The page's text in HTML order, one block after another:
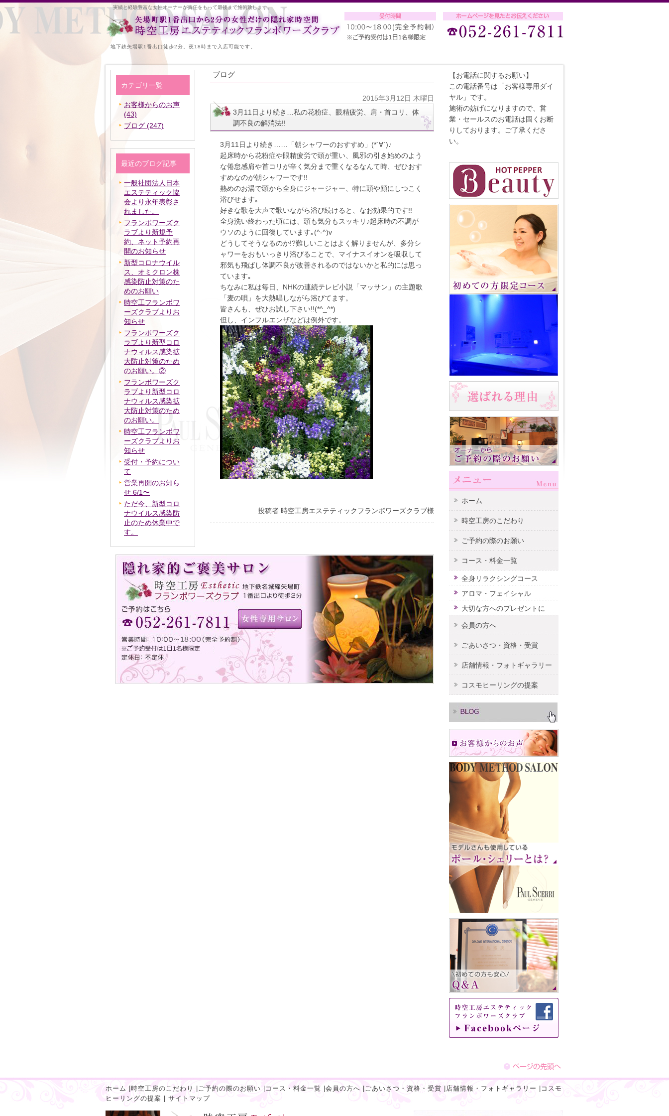
実績と経験豊富な女性オーナーが責任をもって最後まで施術致します。
地下鉄矢場駅1番出口徒歩2分。夜18時まで入店可能です。
ブログ
2015年3月12日 木曜日
3月11日より続き…私の花粉症、眼精疲労、肩・首コリ、体
調不良の解消法!!
3月11日より続き……「朝シャワーのおすすめ」(*´∀`)♪
起床時から花粉症や眼精疲労で頭が重い、風邪の引き始めのよう
な倦怠感肩や首コリが辛く気分まで重くなるなんて時、ぜひおす
すめなのが朝シャワーです!!
熱めのお湯で頭から全身にジャージャー、特に頭や顔にしつこく
浴びせます｡
好きな歌を大声で歌いながら浴び続けると、なお効果的です!!
全身洗い終わった頃には、頭も気分もスッキリ♪起床時の不調が
ウソのように回復しています｡(^-^)v
どうしてそうなるのか!?難しいことはよく解りませんが、多分シ
ャワーをおもいっきり浴びることで、マイナスイオンを吸収して
邪気も飛ばし体調不良が改善されるのではないかと私的には思っ
ています｡
ちなみに私は毎日、NHKの連続テレビ小説「マッサン」の主題歌
「麦の唄」を大熱唱しながら浴びてます。
皆さんも、ぜひお試し下さい!!(*^_^*)
但し、インフルエンザなどは例外です。
投稿者 時空工房エステティックフランボワーズクラブ様
カテゴリ一覧
お客様からのお声
(43)
ブログ (247)
最近のブログ記事
一般社団法人日本
エステティック協
会より永年表彰さ
れました。
フランボワーズク
ラブより新規予
約、ネット予約再
開のお知らせ
新型コロナウイル
ス、オミクロン株
感染防止対策のた
めのお願い
時空工フランボワ
ーズクラブよりお
知らせ
フランボワーズク
ラブより新型コロ
ナウィルス感染拡
大防止対策のため
のお願い。②
フランボワーズク
ラブより新型コロ
ナウィルス感染拡
大防止対策のため
のお願い。
時空工フランボワ
ーズクラブよりお
知らせ
受付・予約につい
て
営業再開のお知ら
せ 6/1〜
ただ今、新型コロ
ナウイルス感染防
止のため休業中で
す。
【お電話に関するお願い】
この電話番号は「お客様専用ダイ
ヤル」です。
施術の妨げになりますので、営
業・セールスのお電話は固くお断
りしております。ご了承くださ
い。
ホーム
時空工房のこだわり
ご予約の際のお願い
コース・料金一覧
全身リラクシングコース
アロマ・フェイシャル
大切な方へのプレゼントに
会員の方へ
ごあいさつ・資格・受賞
店舗情報・フォトギャラリー
コスモヒーリングの提案
ホーム 時空工房のこだわり ご予約の際のお願い コース・料金一覧 会員の方へ ごあいさつ・資格・受賞 店舗情報・フォトギャラリー
コスモ
ヒーリングの提案
サイトマップ